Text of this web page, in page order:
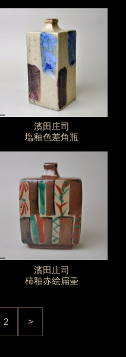
濱田庄司
塩釉色差角瓶
濱田庄司
柿釉赤絵扁壷
2 >